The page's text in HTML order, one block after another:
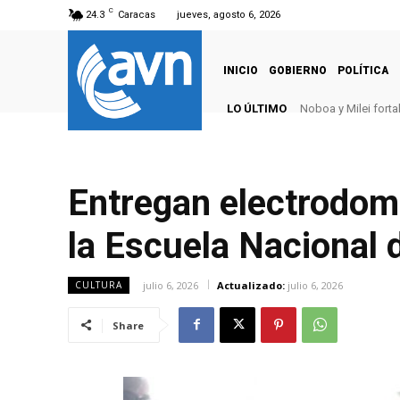
24.3 C Caracas jueves, agosto 6, 2026
INICIO GOBIERNO POLÍTICA
LO ÚLTIMO Venezuela y
Noboa y Milei
Entregan
la Escuela Nacional
CULTURA julio 6, 2026 Actualizado: julio 6, 2026
Share